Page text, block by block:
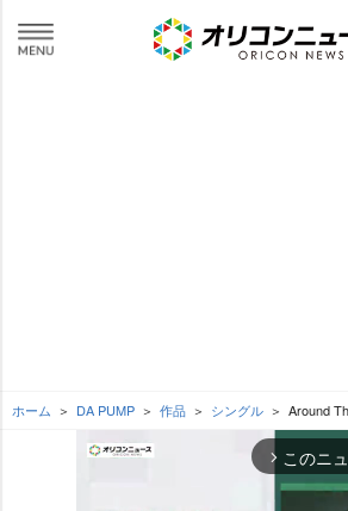
ホーム DA PUMP 作品 シングル Around
arrow_forward_ios このニ